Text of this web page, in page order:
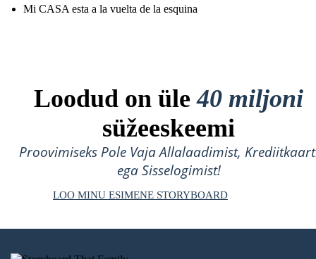
Mi CASA esta a la vuelta de la esquina
Loodud on üle40 miljoni
süžeeskeemi
Proovimiseks Pole Vaja Allalaadimist,
ega Sisselogimist!
LOO MINU ESIMENE STORYBOARD